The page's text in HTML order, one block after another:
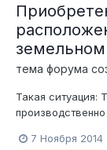
земельном
тема форума
Такая ситуация:
купли -
7 Ноября 2014